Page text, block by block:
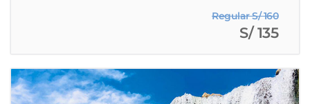
Regular S/ 160
S/ 135